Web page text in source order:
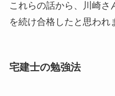
これらの話から、川崎さ
を続け合格したと思われ
宅建士の勉強法